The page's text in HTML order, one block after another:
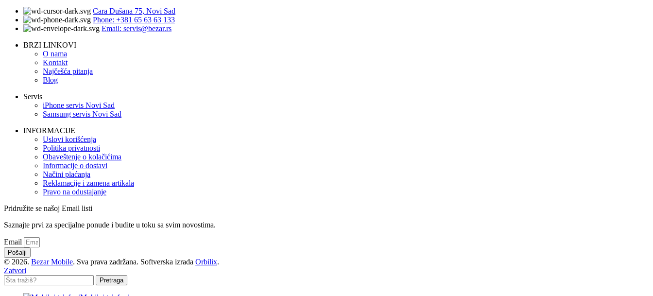
Cara Dušana 75, Novi Sad
Phone: +381 65 63 63 133
Email: servis@bezar.rs
BRZI LINKOVI
O nama
Kontakt
Najčešća pitanja
Blog
Servis
iPhone servis Novi Sad
Samsung servis Novi Sad
INFORMACIJE
Uslovi korišćenja
Politika privatnosti
Obaveštenje o kolačićima
Informacije o dostavi
Načini plaćanja
Reklamacije i zamena artikala
Pravo na odustajanje
Pridružite se našoj Email listi
Saznajte prvi za specijalne ponude i budite u toku sa svim novostima.
Email
Pošalji
© 2026. Bezar Mobile. Sva prava zadržana. Softverska izrada Orbilix.
Zatvori
Pretraga